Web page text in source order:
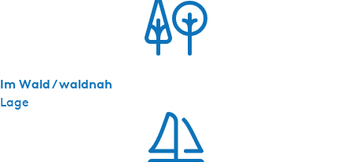
Lage
Im Wald / waldnah
i